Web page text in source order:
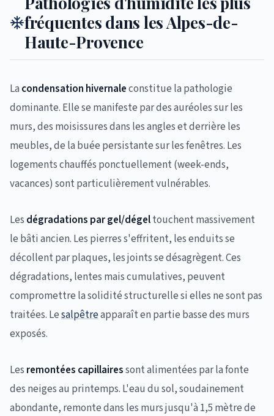
fréquentes dans les Alpes-de-
Haute-Provence
La condensation hivernaleconstitue la pathologie
dominante. Elle se manifeste par des auréoles sur les
murs, des moisissures dans les angles et derrière les
meubles, de la buée persistante sur les fenêtres. Les
logements chauffés ponctuellement (week-ends,
vacances) sont particulièrement vulnérables.
Les dégradations par gel/dégeltouchent massivement
le bâti ancien. Les pierres s'effritent, les enduits se
décollent par plaques, les joints se désagrègent. Ces
dégradations, lentes mais cumulatives, peuvent
compromettre la solidité structurelle si elles ne sont pas
traitées. Lesalpêtreapparaît en partie basse des murs
exposés.
Les remontées capillairessont alimentées par la fonte
des neiges au printemps. L'eau du sol, soudainement
abondante, remonte dans les murs jusqu'à 1,5 mètre de